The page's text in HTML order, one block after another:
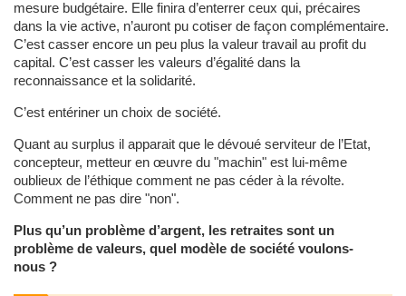
mesure budgétaire. Elle finira d’enterrer ceux qui, précaires
dans la vie active, n’auront pu cotiser de façon complémentaire.
C’est casser encore un peu plus la valeur travail au profit du
capital. C’est casser les valeurs d’égalité dans la
reconnaissance et la solidarité.
C’est entériner un choix de société.
Quant au surplus il apparait que le dévoué serviteur de l’Etat,
concepteur, metteur en œuvre du "machin" est lui-même
oublieux de l’éthique comment ne pas céder à la révolte.
Comment ne pas dire "non".
Plus qu’un problème d’argent, les retraites sont un
problème de valeurs, quel modèle de société voulons-
nous ?